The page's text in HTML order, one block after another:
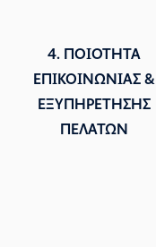
4. ΠΟΙΟΤΗΤΑ
ΕΠΙΚΟΙΝΩΝΙΑΣ &
ΕΞΥΠΗΡΕΤΗΣΗΣ
ΠΕΛΑΤΩΝ